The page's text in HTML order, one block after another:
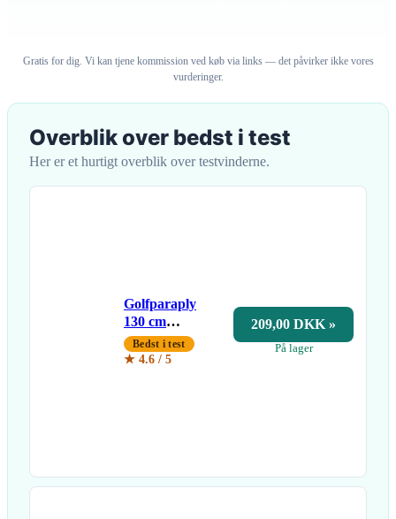
Gratis for dig. Vi kan tjene kommission ved køb via links — det påvirker ikke vores
vurderinger.
Overblik over bedst i test
Her er et hurtigt overblik over testvinderne.
Golfparaply
130 cm
dobbeltlag
Bedst i test
★ 4.6 / 5
209,00 DKK »
På lager